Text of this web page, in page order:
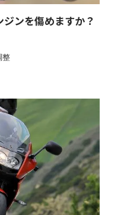
ンを傷めますか？
整